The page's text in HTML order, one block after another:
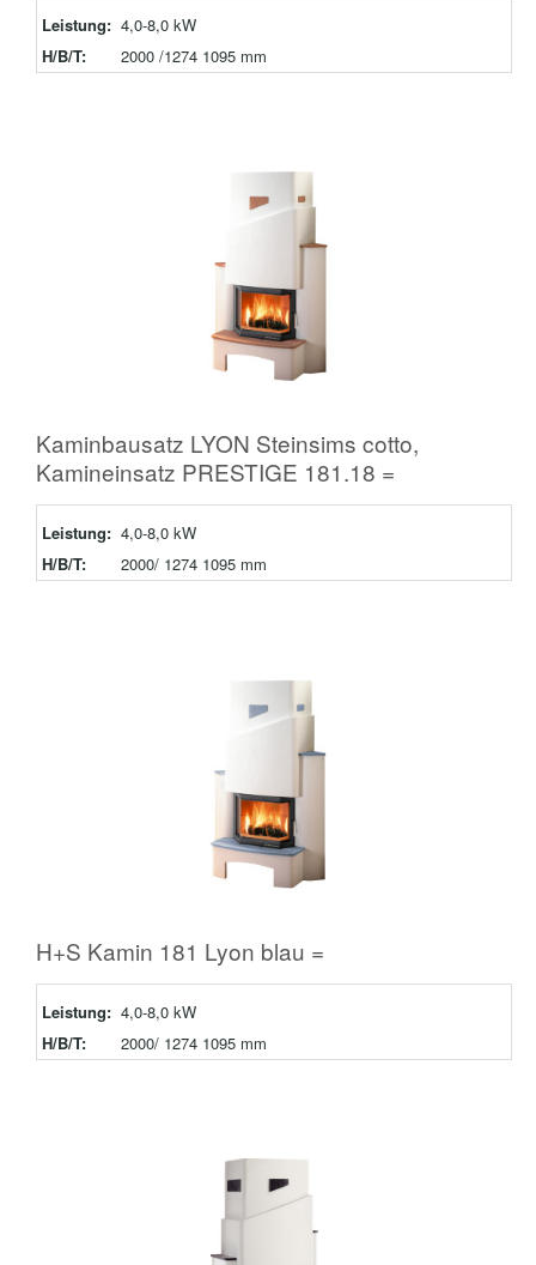
Leistung: 4,0-8,0 kW
H/B/T:
2000 /1274 1095 mm
Kaminbausatz LYON Steinsims cotto,
Kamineinsatz PRESTIGE 181.18 =
Leistung: 4,0-8,0 kW
H/B/T:
2000/ 1274 1095 mm
H+S Kamin 181 Lyon blau =
Leistung: 4,0-8,0 kW
H/B/T:
2000/ 1274 1095 mm